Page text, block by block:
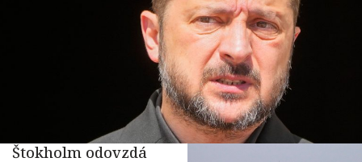
Štokholm odovzdá